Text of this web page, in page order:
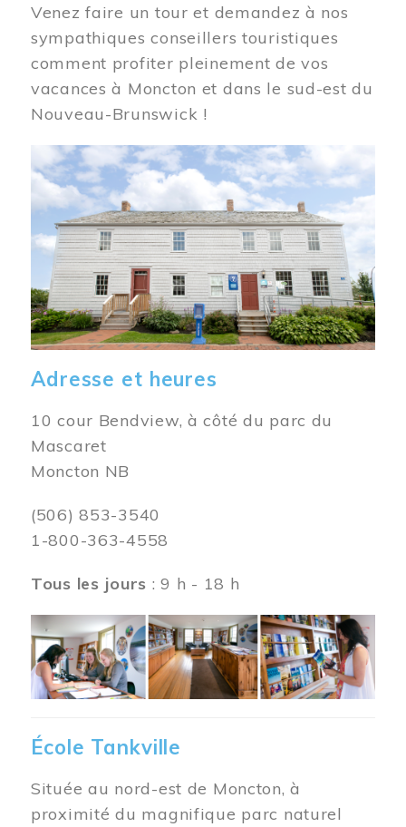
Venez faire un tour et demandez à nos
sympathiques conseillers touristiques
comment profiter pleinement de vos
vacances à Moncton et dans le sud-est du
Nouveau-Brunswick !
Image
Adresse et heures
10 cour Bendview, à côté du parc du
Mascaret
Moncton NB
(506) 853-3540
1-800-363-4558
Tous les jours : 9 h - 18 h
Image
École Tankville
Située au nord-est de Moncton, à
proximité du magnifique parc naturel